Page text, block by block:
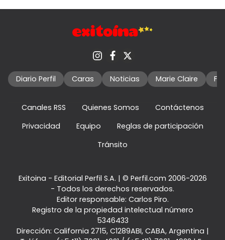
Diario Perfil Caras Noticias Marie Claire
Canales RSS Quienes Somos
Contáctenos
Privacidad
Equipo
Reglas de participación
Tránsito
Exitoina - Editorial Perfil S.A. | © Perfil.com 2006-2026
- Todos los derechos reservados.
Editor responsable: Carlos Piro.
Registro de la propiedad intelectual número
5346433
Dirección: California 2715, C1289ABI, CABA, Argentina |